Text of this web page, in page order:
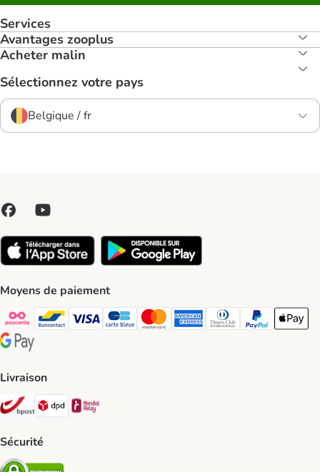
Services
Avantages zooplus
Acheter malin
Sélectionnez votre pays
Belgique / fr
Moyens de paiement
Payconiq Payment Method
bancontact Payment Method
Visa Payment Method
carte bleue Payment Method
Master card Payment Method
American express Payment
Diners club Payment
Paypal Payment
Apple
Google Pay Payment Method
Livraison
Bpost Shipping Method
DPD Shipping Method
Sécurité
Security